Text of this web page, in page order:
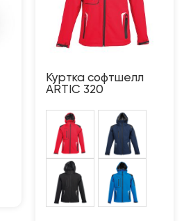
Куртка софтшелл
ARTIC 320